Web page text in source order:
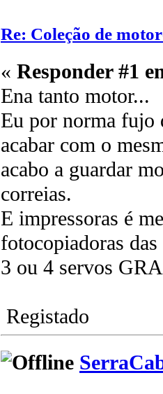
Re: Coleção de
« Responder #1
Ena tanto motor...
Eu por norma fujo
acabar com o
acabo a guardar
correias.
E impressoras é
fotocopiadoras
3 ou 4 servos
Registado